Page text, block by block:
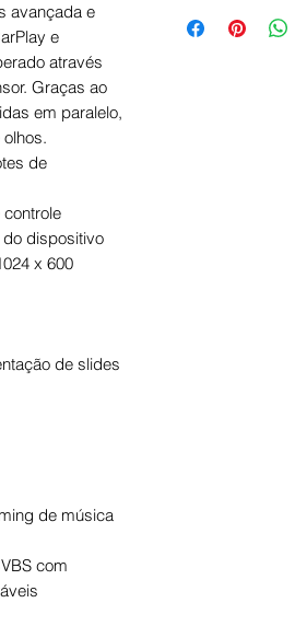
avançada e
e
através
Graças ao
em paralelo,
de
dispositivo
x 600
de slides
de música
com
utilizado e esteja
dia, senão são